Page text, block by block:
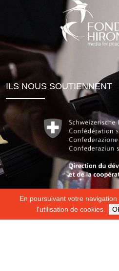
En poursuivant votre
l'utilisation de cookies.
ILS NOUS SOUTIENNENT